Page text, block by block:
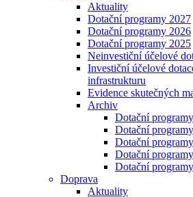
Aktuality
Dotační programy 2027
Dotační programy 2026
Dotační programy 2025
Neinvestiční účelové
Investiční účelové
infrastrukturu
Evidence skutečných
Archiv
Dotační
Dotační
Dotační
Dotační
Dotační
Doprava
Aktuality